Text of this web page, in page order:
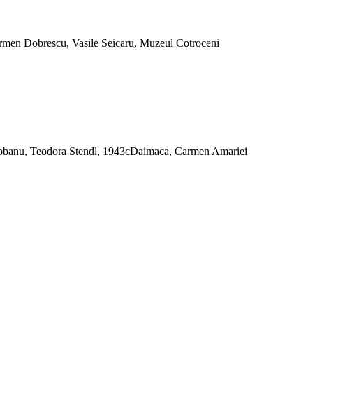
Dobrescu, Vasile Seicaru, Muzeul Cotroceni
Teodora Stendl, 1943cDaimaca, Carmen Amariei